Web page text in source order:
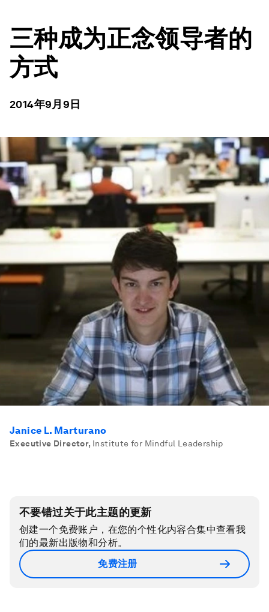
三种成为正念领导者的
方式
2014年9月9日
Janice L. Marturano
Executive Director, Institute for Mindful Leadership
不要错过关于此主题的更新
创建一个免费账户，在您的个性化内容合集中查看我
们的最新出版物和分析。
免费注册